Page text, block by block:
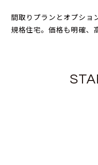
間取りプランとオプショ
規格住宅。価格も明確、